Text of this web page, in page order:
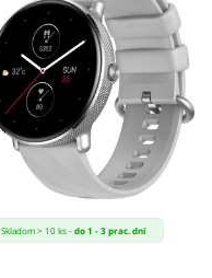
Skladom > 10 ks -do 1 - 3 prac. dní